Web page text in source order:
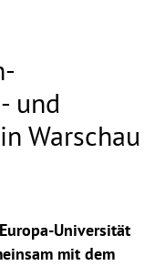
und
Warschau
Universität
mit dem